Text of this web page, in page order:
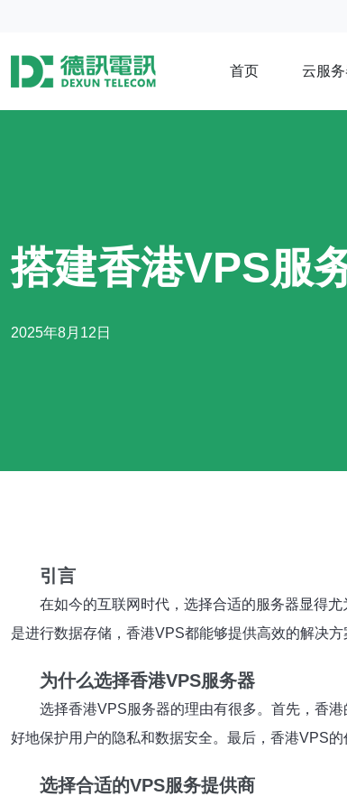
首页 云服
搭建香港VPS服
2025年8月12日
引言
在如今的互联网时代，选择合适的服务器显得
是进行数据存储，香港VPS都能够提供高效的解决
为什么选择香港VPS服务器
选择香港VPS服务器的理由有很多。首先，香
好地保护用户的隐私和数据安全。最后，香港VPS的
选择合适的VPS服务提供商